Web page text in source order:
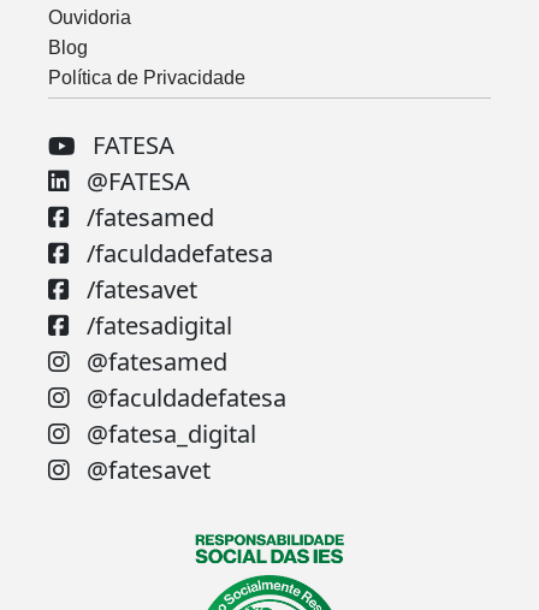
Ouvidoria
Blog
Política de Privacidade
FATESA
@FATESA
/fatesamed
/faculdadefatesa
/fatesavet
/fatesadigital
@fatesamed
@faculdadefatesa
@fatesa_digital
@fatesavet